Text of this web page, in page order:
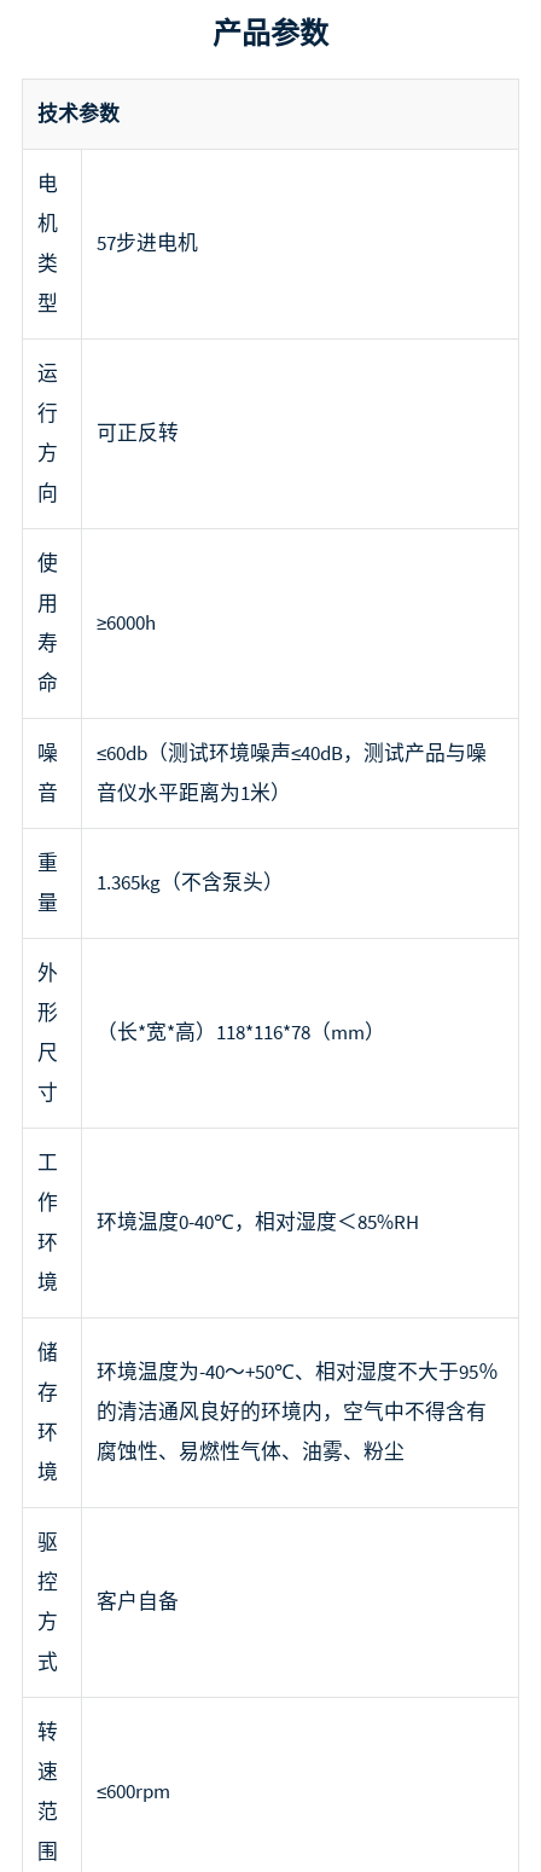
产品参数
技术参数
电
机
类
型
57步进电机
运
行
方
向
可正反转
使
用
寿
命
≥6000h
噪
音
≤60db（测试环境噪声≤40dB，测试产品与噪
音仪水平距离为1米）
重
量
1.365kg（不含泵头）
外
形
尺
寸
（长*宽*高）118*116*78（mm）
工
作
环
境
环境温度0-40℃，相对湿度＜85%RH
储
存
环
境
环境温度为-40～+50℃、相对湿度不大于95％
的清洁通风良好的环境内，空气中不得含有
腐蚀性、易燃性气体、油雾、粉尘
驱
控
方
式
客户自备
转
速
范
围
≤600rpm